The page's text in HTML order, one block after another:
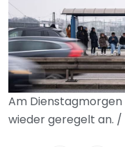
Am
wieder geregelt an.